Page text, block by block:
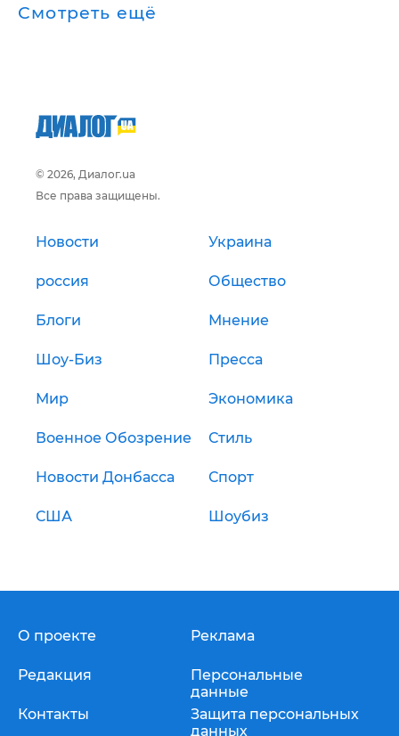
Смотреть ещё
© 2026, Диалог.ua
Все права защищены.
Новости Украина
россия Общество
Блоги Мнение
Шоу-Биз Пресса
Мир Экономика
Военное Обозрение Стиль
Новости Донбасса Спорт
США Шоубиз
О проекте
Редакция
Контакты
Реклама
Персональные
данные
Защита персональных
данных